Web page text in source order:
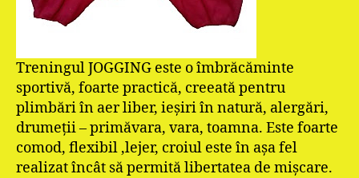
Treningul JOGGING este o îmbrăcăminte
sportivă, foarte practică, creeată pentru
plimbări în aer liber, ieşiri în natură, alergări,
drumeţii – primăvara, vara, toamna. Este foarte
comod, flexibil ,lejer, croiul este în aşa fel
realizat încât să permită libertatea de mişcare.